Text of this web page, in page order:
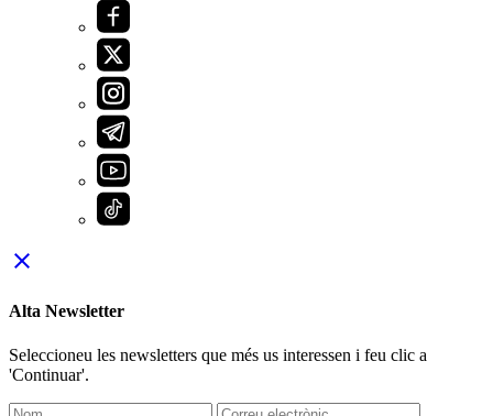
close
Alta Newsletter
Seleccioneu les newsletters que més us interessen i feu clic a
'Continuar'.